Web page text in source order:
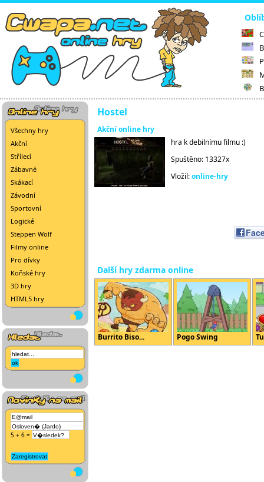
Všechny hry
Akční
Střílecí
Zábavné
Skákací
Závodní
Sportovní
Logické
Steppen Wolf
Filmy online
Pro dívky
Koňské hry
3D hry
HTML5 hry
5 + 6 =
Hostel
Akční online hry
hra k debilnímu filmu :)
Spuštěno: 13327x
Vložil:online-hry
Další hry zdarma online
Burrito Biso... Pogo Swing